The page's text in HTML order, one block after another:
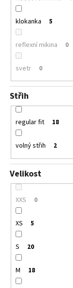
klokanka 5
reflexní mikina 0
svetr 0
Střih
regular fit 18
volný střih 2
Velikost
XXS 0
XS 5
S 20
M 18